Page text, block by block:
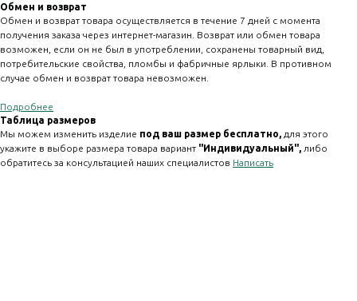
Обмен и возврат
Обмен и возврат товара осуществляется в течение 7 дней с момента
получения заказа через интернет-магазин. Возврат или обмен товара
возможен, если он не был в употреблении, сохранены товарный вид,
потребительские свойства, пломбы и фабричные ярлыки. В противном
случае обмен и возврат товара невозможен.
Подробнее
Таблица размеров
Мы можем изменить изделие под ваш размер бесплатно, для этого
укажите в выборе размера товара вариант "Индивидуальный" , либо
обратитесь за консультацией наших специалистов Написать